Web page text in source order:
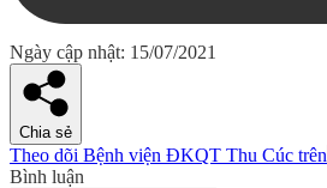
Ngày cập nhật: 15/07/2021
Chia sẻ
Theo dõi Bệnh viện ĐKQT Thu Cúc trên
Bình luận